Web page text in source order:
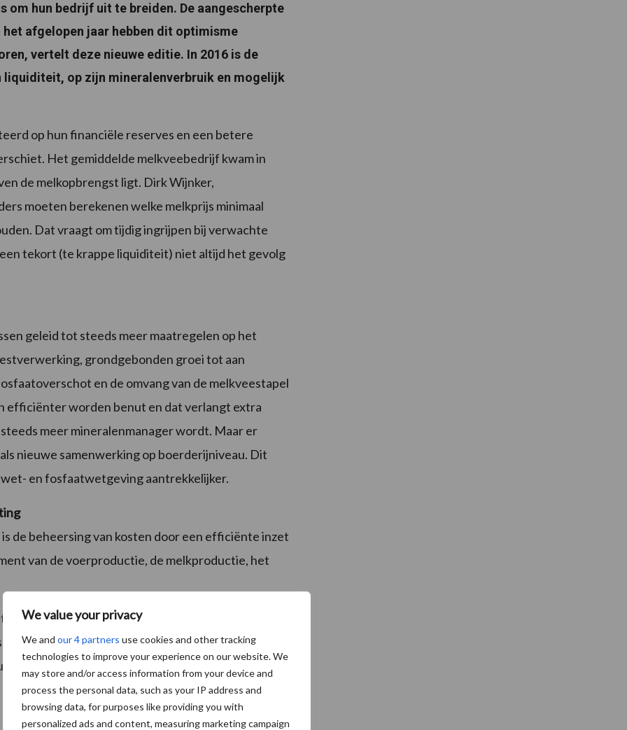
We value your privacy
We and our 4 partners use cookies and other tracking
technologies to improve your experience on our website. We
may store and/or access information from your device and
process the personal data, such as your IP address and
browsing data, for purposes like providing you with
personalized ads and content, measuring marketing campaign
om hun bedrijf uit te breiden. De aangescherpte
afgelopen jaar hebben dit optimisme
vertelt deze nieuwe editie. In 2016 is de
op zijn mineralenverbruik en mogelijk
op hun financiële reserves en een betere
Het gemiddelde melkveebedrijf kwam in
de melkopbrengst ligt. Dirk Wijnker,
moeten berekenen welke melkprijs minimaal
Dat vraagt om tijdig ingrijpen bij verwachte
tekort (te krappe liquiditeit) niet altijd het gevolg
geleid tot steeds meer maatregelen op het
grondgebonden groei tot aan
en de omvang van de melkveestapel
efficiënter worden benut en dat verlangt extra
meer mineralenmanager wordt. Maar er
nieuwe samenwerking op boerderijniveau. Dit
en fosfaatwetgeving aantrekkelijker.
de beheersing van kosten door een efficiënte inzet
van de voerproductie, de melkproductie, het
elk voorjaar en wordt geschreven door de
Voor meer informatie kijk op
tevens gedownload worden.